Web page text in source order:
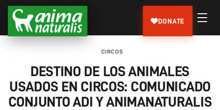
DONATE
CIRCOS
DESTINO DE LOS ANIMALES
USADOS EN CIRCOS: COMUNICADO
CONJUNTO ADI Y ANIMANATURALIS